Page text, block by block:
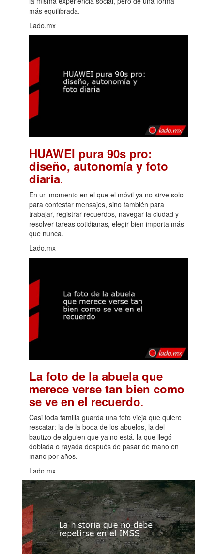
más equilibrada.
Lado.mx
HUAWEI pura 90s pro:
diseño, autonomía y foto
diaria.
En un momento en el que el móvil ya no sirve solo
para contestar mensajes, sino también para
trabajar, registrar recuerdos, navegar la ciudad y
resolver tareas cotidianas, elegir bien importa más
que nunca.
Lado.mx
La foto de la abuela que
merece verse tan bien como
se ve en el recuerdo.
Casi toda familia guarda una foto vieja que quiere
rescatar: la de la boda de los abuelos, la del
bautizo de alguien que ya no está, la que llegó
doblada o rayada después de pasar de mano en
mano por años.
Lado.mx